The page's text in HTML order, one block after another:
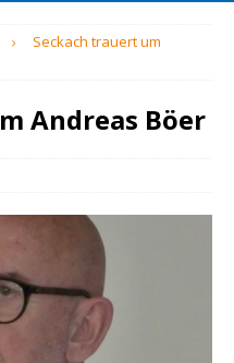
Seckach trauert um
Andreas Böer